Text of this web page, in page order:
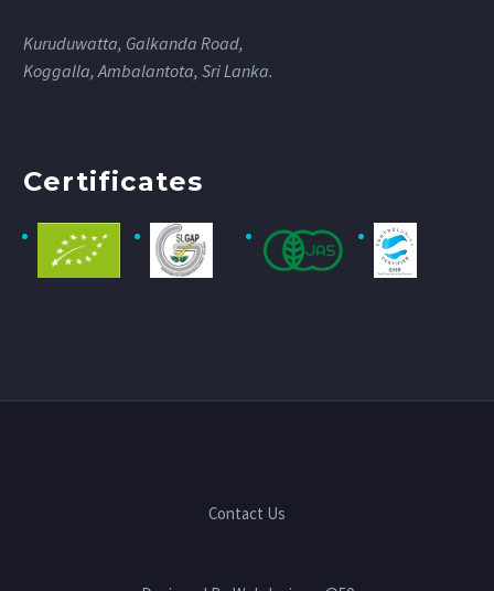
Kuruduwatta, Galkanda Road,
Koggalla, Ambalantota, Sri Lanka.
Certificates
Contact Us